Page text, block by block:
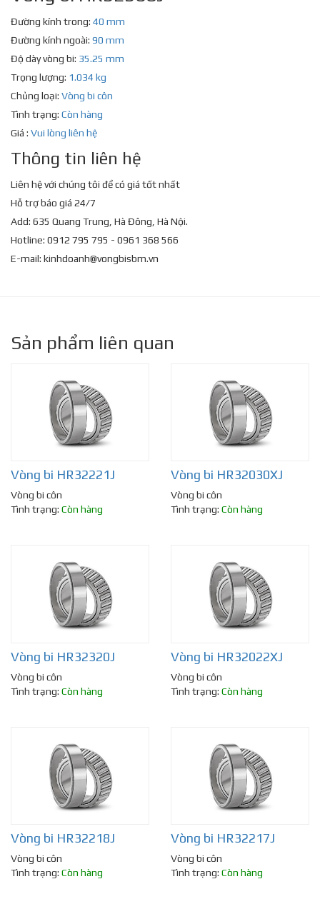
Đường kính trong: 40 mm
Đường kính ngoài: 90 mm
Độ dày vòng bi: 35.25 mm
Trọng lượng: 1.034 kg
Chủng loại: Vòng bi côn
Tình trạng: Còn hàng
Giá : Vui lòng liên hệ
Thông tin liên hệ
Liên hệ với chúng tôi để có giá tốt nhất
Hỗ trợ báo giá 24/7
Add: 635 Quang Trung, Hà Đông, Hà Nội.
Hotline: 0912 795 795 - 0961 368 566
E-mail: kinhdoanh@vongbisbm.vn
Sản phẩm liên quan
Vòng bi HR32221J
Vòng bi côn
Tình trạng: Còn hàng
Vòng bi HR32030XJ
Vòng bi côn
Tình trạng: Còn hàng
Vòng bi HR32320J
Vòng bi côn
Tình trạng: Còn hàng
Vòng bi HR32022XJ
Vòng bi côn
Tình trạng: Còn hàng
Vòng bi HR32218J
Vòng bi côn
Tình trạng: Còn hàng
Vòng bi HR32217J
Vòng bi côn
Tình trạng: Còn hàng